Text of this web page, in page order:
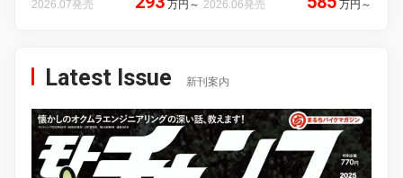
2026.07発売 万円 ～ 2026.06発売 万円 ～
Latest Issue 新刊案内